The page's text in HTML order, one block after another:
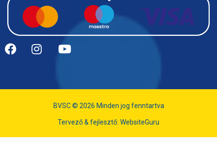
BVSC © 2026 Minden jog fenntartva
Tervező & fejlesztő: WebsiteGuru